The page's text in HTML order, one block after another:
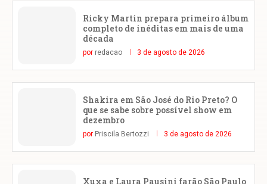
Ricky Martin prepara primeiro álbum
completo de inéditas em mais de uma
década
por redacao 3 de agosto de 2026
Shakira em São José do Rio Preto? O
que se sabe sobre possível show em
dezembro
por Priscila Bertozzi 3 de agosto de 2026
Xuxa e Laura Pausini farão São Paulo